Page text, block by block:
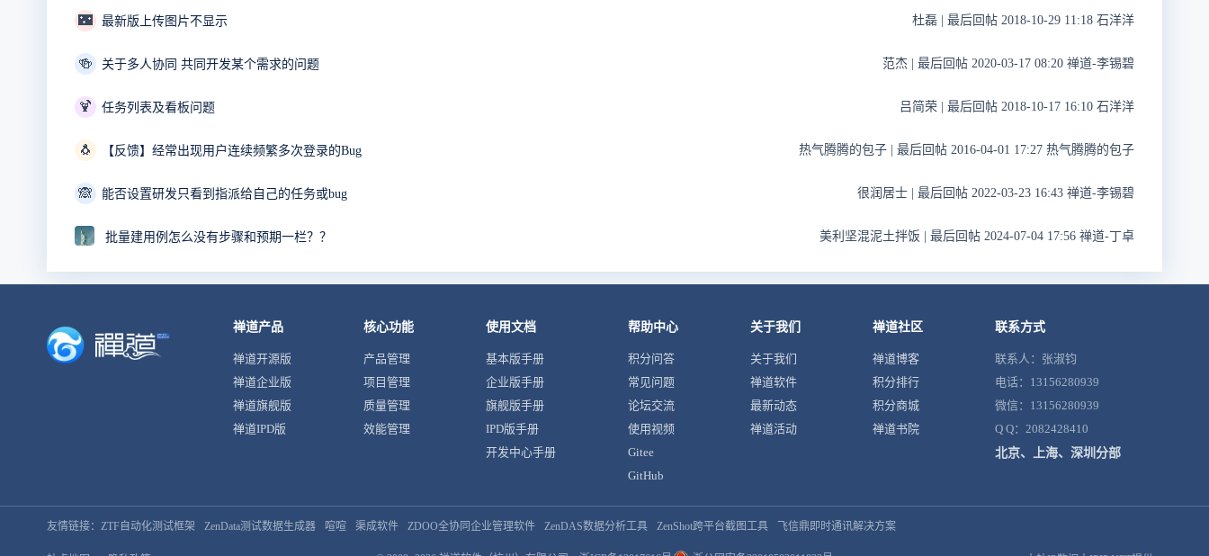
🌃 最新版上传图片不显示 杜磊 最后回帖 2018-10-29 11:18 石洋洋
🍻 关于多人协同 共同开发某个需求的问题 范杰 最后回帖 2020-03-17 08:20 禅道-李锡碧
🍹 任务列表及看板问题 吕简荣 最后回帖 2018-10-17 16:10 石洋洋
🐧 【反馈】经常出现用户连续频繁多次登录的Bug 热气腾腾的包子 最后回帖 2016-04-01 17:27 热气腾腾的包子
🙈 能否设置研发只看到指派给自己的任务或bug 很润居士 最后回帖 2022-03-23 16:43 禅道-李锡碧
批量建用例怎么没有步骤和预期一栏？？ 美利坚混泥土拌饭 最后回帖 2024-07-04 17:56 禅道-丁卓
禅道产品
禅道开源版
禅道企业版
禅道旗舰版
禅道IPD版
核心功能
产品管理
项目管理
质量管理
效能管理
使用文档
基本版手册
企业版手册
旗舰版手册
IPD版手册
开发中心手册
帮助中心
积分问答
常见问题
论坛交流
使用视频
Gitee
GitHub
关于我们
关于我们
禅道软件
最新动态
禅道活动
禅道社区
禅道博客
积分排行
积分商城
禅道书院
联系方式
联系人：张淑钧
电话：13156280939
微信：13156280939
Q Q：2082428410
北京、上海、深圳分部
友情链接： ZTF自动化测试框架 ZenData测试数据生成器 喧喧 渠成软件 ZDOO全协同企业管理软件 ZenDAS数据分析工具 ZenShot跨平台截图工具 飞信鼎即时通讯解决方案